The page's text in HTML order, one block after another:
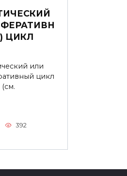
ЦИКЛ
или
цикл
(см.
392